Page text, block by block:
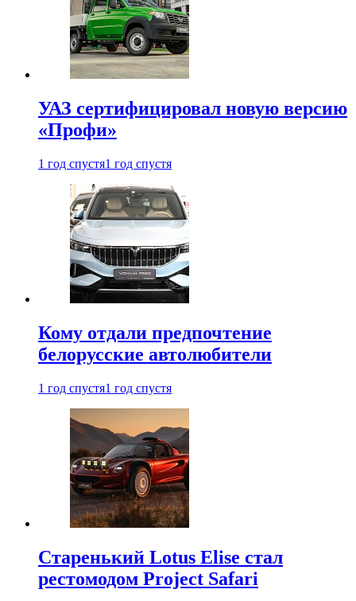
УАЗ сертифицировал новую версию
«Профи»
1 год спустя1 год спустя
Кому отдали предпочтение
белорусские автолюбители
1 год спустя1 год спустя
Старенький Lotus Elise стал
рестомодом Project Safari